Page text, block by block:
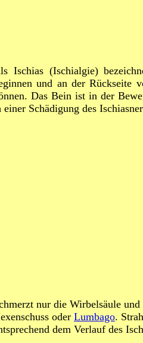
Ischias (Ischialgie)
und an der Rückseite
Das Bein ist in der
einer Schädigung des
nur die Wirbelsäule
oder Lumbago.
dem Verlauf des